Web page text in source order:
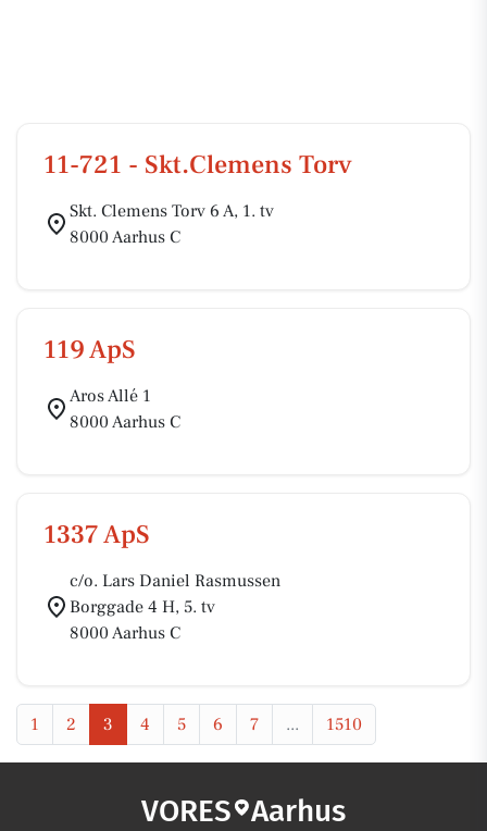
11-721 - Skt.Clemens Torv
Skt. Clemens Torv 6 A, 1. tv
8000 Aarhus C
119 ApS
Aros Allé 1
8000 Aarhus C
1337 ApS
c/o. Lars Daniel Rasmussen
Borggade 4 H, 5. tv
8000 Aarhus C
1 2 3 4 5 6 7 ... 1510
VORES Aarhus